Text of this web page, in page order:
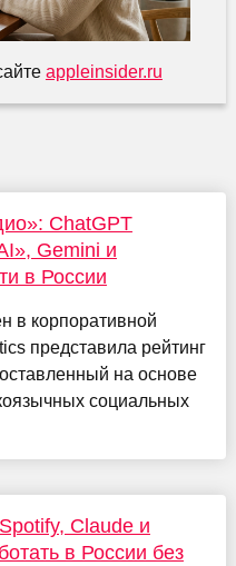
appleinsider.ru
ChatGPT
Gemini и
в России
в корпоративной
представила рейтинг
на основе
социальных
Claude и
в России без